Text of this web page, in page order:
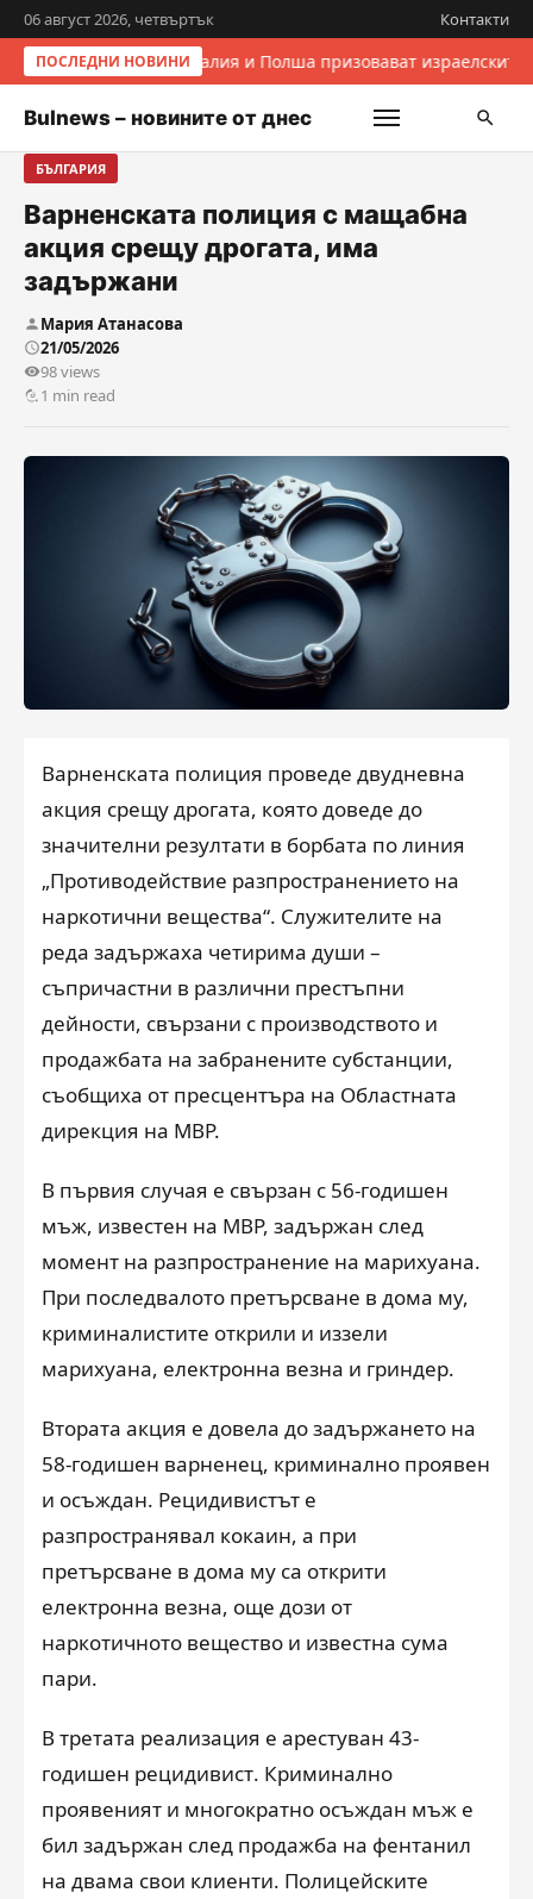
06 август 2026, четвъртък Контакти
ПОСЛЕДНИ НОВИНИИталия и Полша призовават
Bulnews – новините от днес
БЪЛГАРИЯ
Варненската полиция с мащабна
акция срещу дрогата, има
задържани
Мария Атанасова
21/05/2026
98 views
1 min read
Варненската полиция проведе двудневна
акция срещу дрогата, която доведе до
значителни резултати в борбата по линия
„Противодействие разпространението на
наркотични вещества“. Служителите на
реда задържаха четирима души –
съпричастни в различни престъпни
дейности, свързани с производството и
продажбата на забранените субстанции,
съобщиха от пресцентъра на Областната
дирекция на МВР.
В първия случая е свързан с 56-годишен
мъж, известен на МВР, задържан след
момент на разпространение на марихуана.
При последвалото претърсване в дома му,
криминалистите открили и иззели
марихуана, електронна везна и гриндер.
Втората акция е довела до задържането на
58-годишен варненец, криминално проявен
и осъждан. Рецидивистът е
разпространявал кокаин, а при
претърсване в дома му са открити
електронна везна, още дози от
наркотичното вещество и известна сума
пари.
В третата реализация е арестуван 43-
годишен рецидивист. Криминално
проявеният и многократно осъждан мъж е
бил задържан след продажба на фентанил
на двама свои клиенти. Полицейските